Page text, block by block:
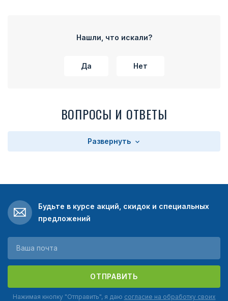
Нашли, что искали?
Да Нет
ВОПРОСЫ И ОТВЕТЫ
Развернуть
Будьте в курсе акций, скидок и специальных
предложений
ОТПРАВИТЬ
Нажимая кнопку "Отправить", я даю согласие на обработку своих